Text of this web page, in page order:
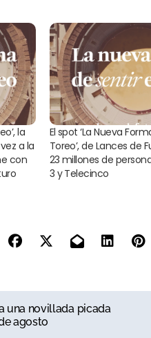
la
a la
con
El spot ‘La Nueva
Toreo’, de Lances de
23 millones de
3 y Telecinco
una novillada picada
agosto